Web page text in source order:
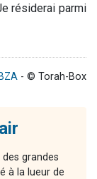
résiderai parmi
- © Torah-Box
grandes
à la lueur de